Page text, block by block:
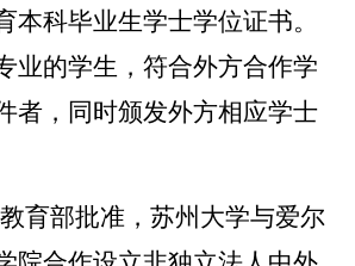
本科毕业生学士学位证书。
业的学生，符合外方合作学
者，同时颁发外方相应学士
育部批准，苏州大学与爱尔